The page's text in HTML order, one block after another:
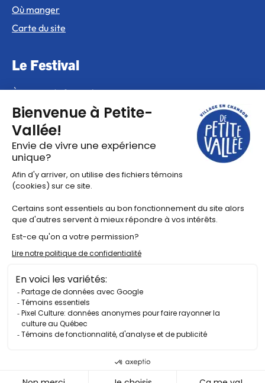
Où manger
Carte du site
Le Festival
À propos du festival
Partenaires
Projets artistiques
Le hub des contenus
Pacours balado
©2025 Tous droits réservés Festival en chanson de Petite-
Vallée